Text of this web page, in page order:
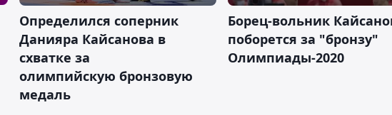
Определился соперник
Данияра Кайсанова в
схватке за
олимпийскую бронзовую
медаль
Борец-вольник
поборется за "бронзу"
Олимпиады-2020